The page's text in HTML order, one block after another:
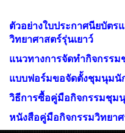
ตัวอย่างใบประกาศนียบัต
วิทยาศาสตร์รุ่นเยาว์
แนวทางการจัดทำกิจกรร
แบบฟอร์มขอจัดตั้งชุมนุมนั
วิธีการซื้อคู่มือกิจกรรมชุม
หนังสือคู่มือกิจกรรมวิทยา